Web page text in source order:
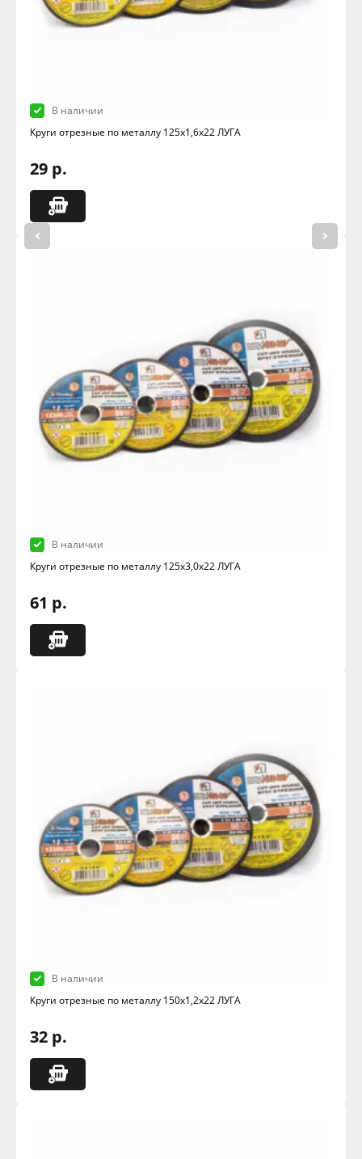
В наличии
Круги отрезные по металлу 125х1,6х22 ЛУГА
29 р.
В наличии
Круги отрезные по металлу 125х3,0х22 ЛУГА
61 р.
В наличии
Круги отрезные по металлу 150х1,2х22 ЛУГА
32 р.